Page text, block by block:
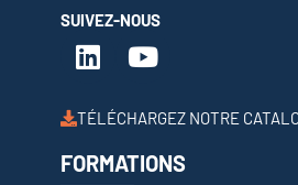
SUIVEZ-NOUS
TÉLÉCHARGEZ NOTRE
FORMATIONS